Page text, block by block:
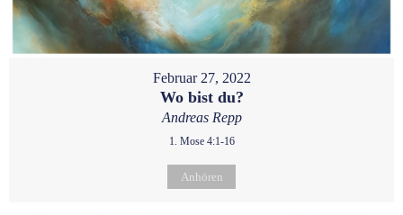
Februar 27, 2022
Wo bist du?
Andreas Repp
1. Mose 4:1-16
Anhören